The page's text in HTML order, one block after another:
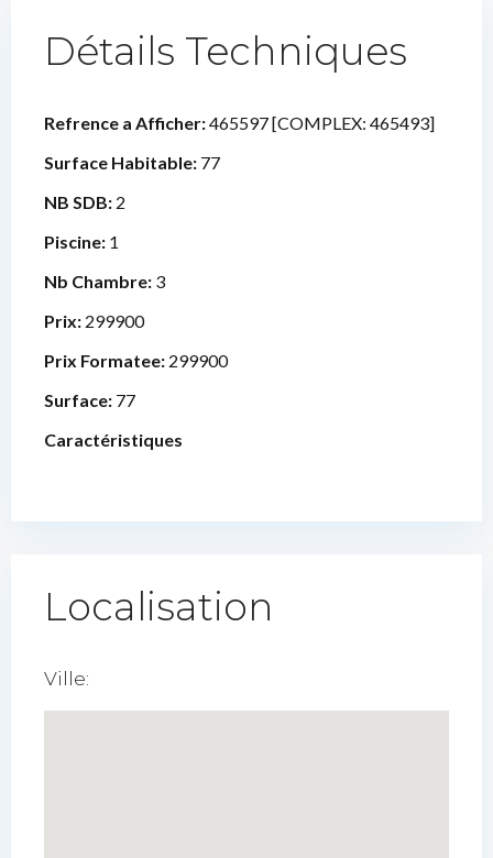
Détails Techniques
Refrence a Afficher:465597 [COMPLEX: 465493]
Surface Habitable: 77
NB SDB: 2
Piscine: 1
Nb Chambre: 3
Prix: 299900
Prix Formatee: 299900
Surface: 77
Caractéristiques
Localisation
Ville: